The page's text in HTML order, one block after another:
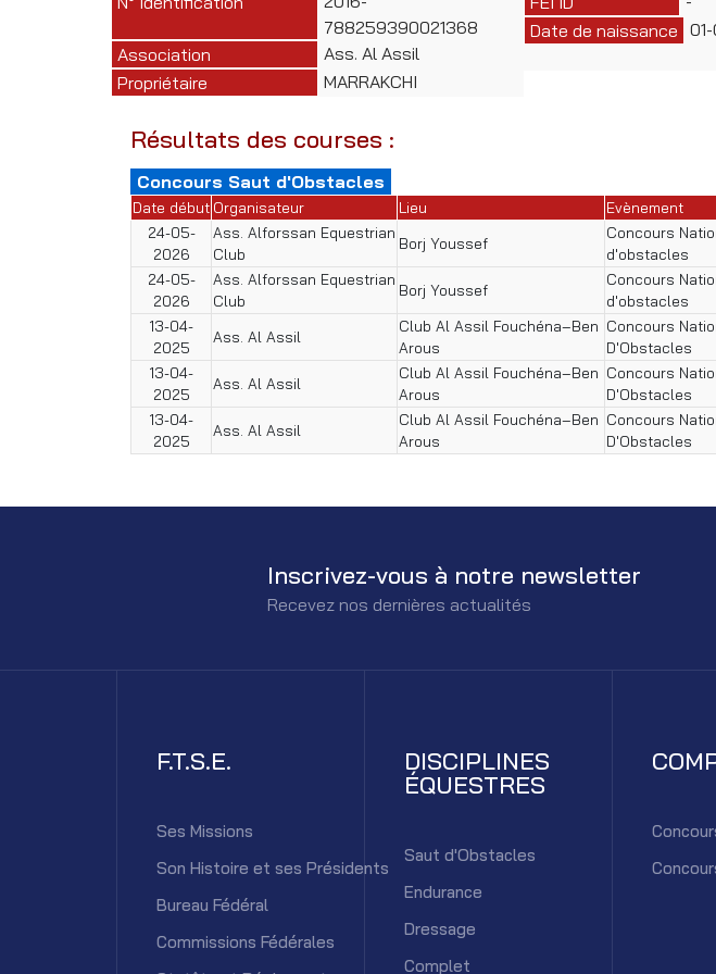
788259390021368
Association
Ass. Al Assil
Propriétaire
MARRAKCHI
Date de naissance
Résultats des courses :
Concours Saut d'Obstacles
Date début Organisateur Lieu Evènement
24-05-
2026
Ass. Alforssan Equestrian
Club
Borj Youssef
Concours
d'obstacles
24-05-
2026
Ass. Alforssan Equestrian
Club
Borj Youssef
Concours
d'obstacles
13-04-
2025
Ass. Al Assil
Club Al Assil Fouchéna–Ben
Arous
Concours
D'Obstacles
13-04-
2025
Ass. Al Assil
Club Al Assil Fouchéna–Ben
Arous
Concours
D'Obstacles
13-04-
2025
Ass. Al Assil
Club Al Assil Fouchéna–Ben
Arous
Concours
D'Obstacles
Inscrivez-vous à notre newsletter
Recevez nos dernières actualités
F.T.S.E.
Ses Missions
Son Histoire et ses Présidents
Bureau Fédéral
Commissions Fédérales
DISCIPLINES
ÉQUESTRES
Saut d'Obstacles
Endurance
Dressage
Complet